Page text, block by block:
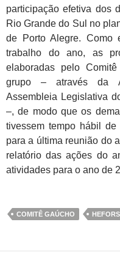
participação efetiva dos
Rio Grande do Sul no
de Porto Alegre. Como
trabalho do ano, as
elaboradas pelo
grupo – através da
Assembleia Legislativa
–, de modo que os
tivessem tempo hábil de
para a última reunião do
relatório das ações do
atividades para o ano de
COMITÊ GAÚCHO